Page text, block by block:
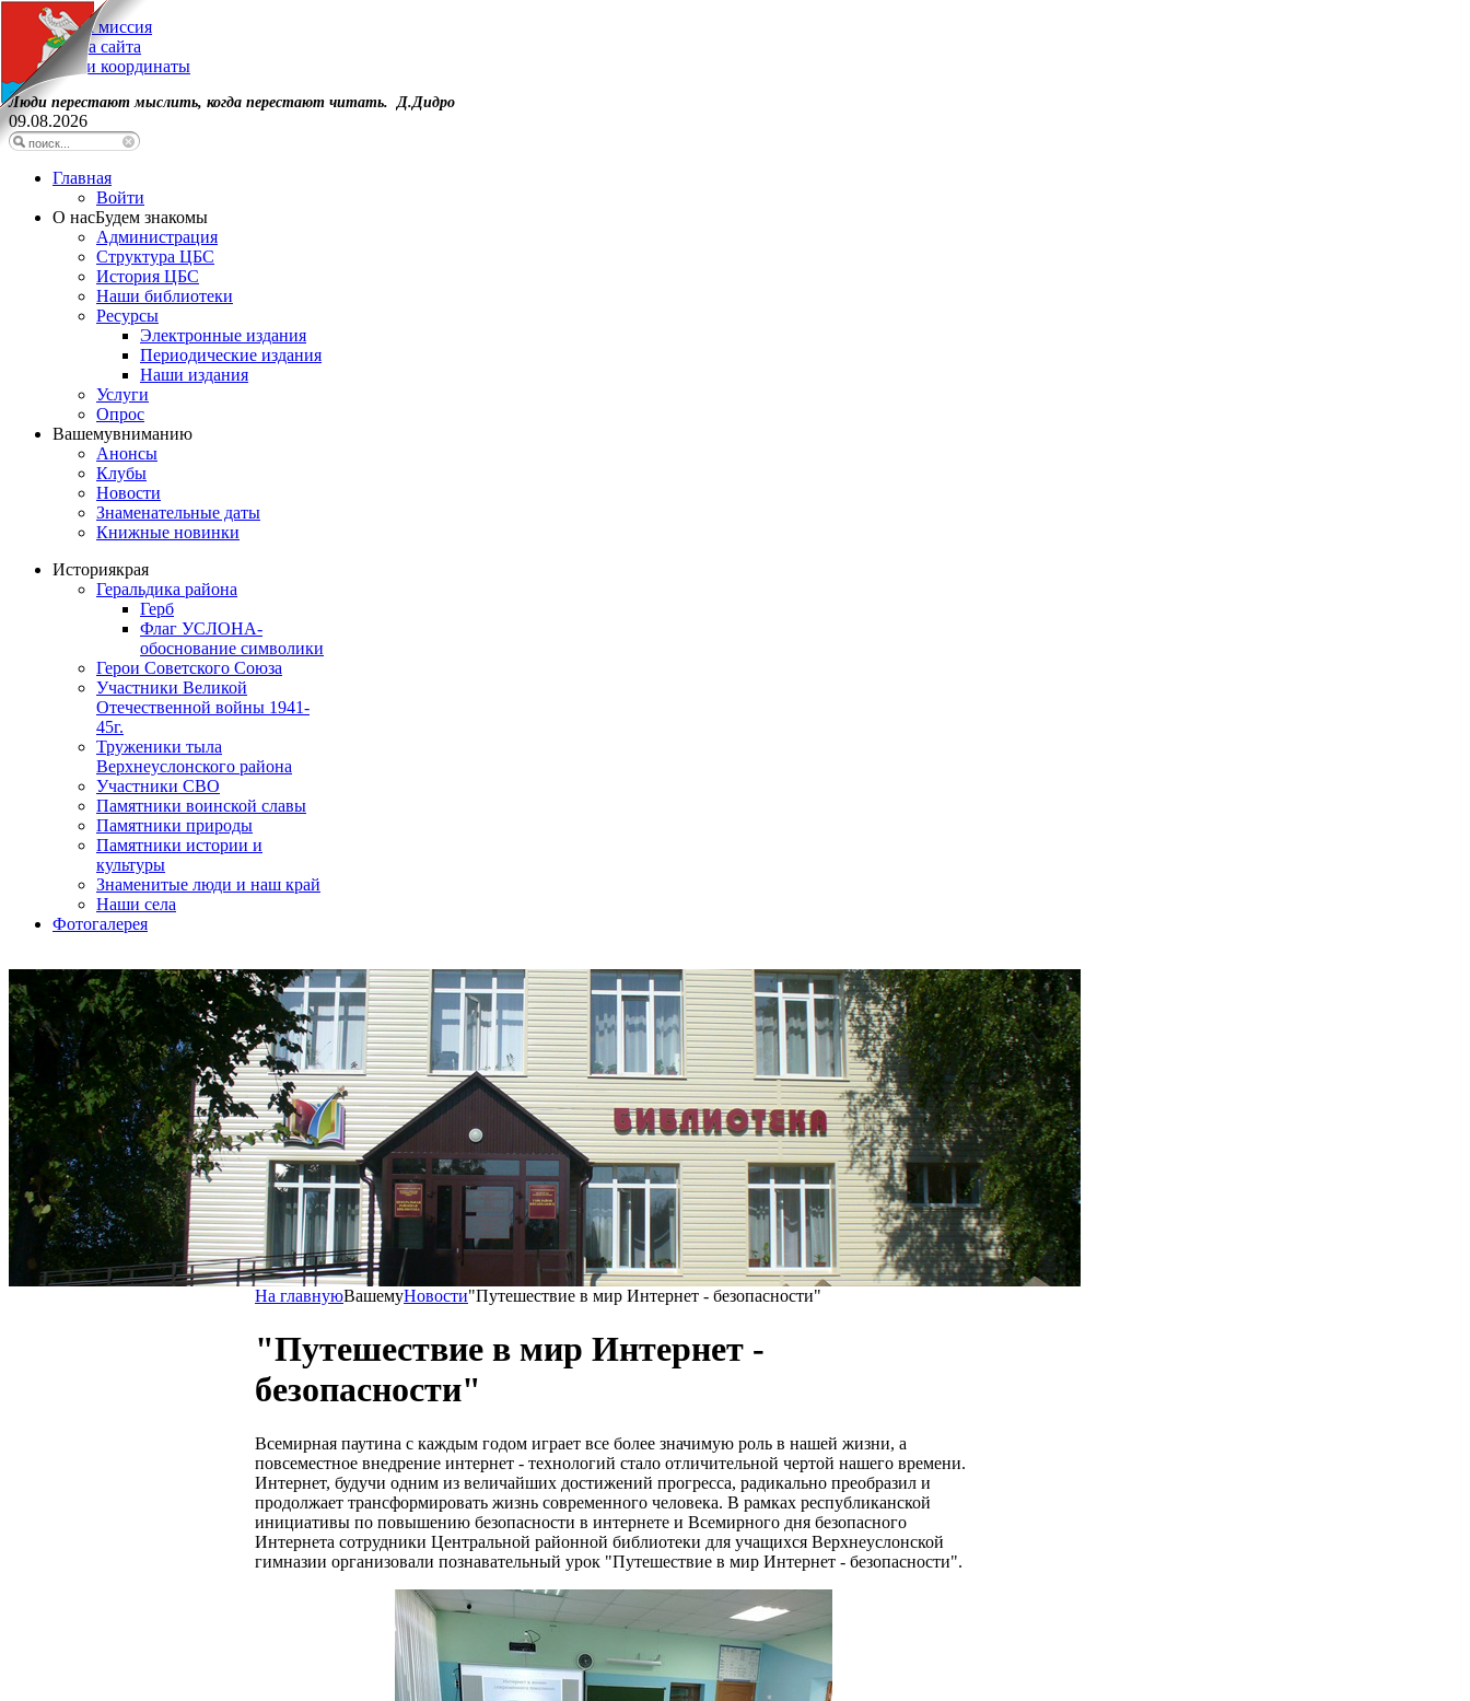
Наша миссия
Карта сайта
Наши координаты
Люди перестают мыслить, когда перестают читать. Д.Дидро
09.08.2026
Главная
Войти
О насБудем знакомы
Администрация
Структура ЦБС
История ЦБС
Наши библиотеки
Ресурсы
Электронные издания
Периодические издания
Наши издания
Услуги
Опрос
Вашемувниманию
Анонсы
Клубы
Новости
Знаменательные даты
Книжные новинки
Историякрая
Геральдика района
Герб
Флаг УСЛОНА-
обоснование символики
Герои Советского Союза
Участники Великой
Отечественной войны 1941-
45г.
Труженики тыла
Верхнеуслонского района
Участники СВО
Памятники воинской славы
Памятники природы
Памятники истории и
культуры
Знаменитые люди и наш край
Наши села
Фотогалерея
На главнуюВашемуНовости"Путешествие в мир Интернет - безопасности"
"Путешествие в мир Интернет -
безопасности"
Всемирная паутина с каждым годом играет все более значимую роль в нашей жизни, а
повсеместное внедрение интернет - технологий стало отличительной чертой нашего времени.
Интернет, будучи одним из величайших достижений прогресса, радикально преобразил и
продолжает трансформировать жизнь современного человека. В рамках республиканской
инициативы по повышению безопасности в интернете и Всемирного дня безопасного
Интернета сотрудники Центральной районной библиотеки для учащихся Верхнеуслонской
гимназии организовали познавательный урок "Путешествие в мир Интернет - безопасности".